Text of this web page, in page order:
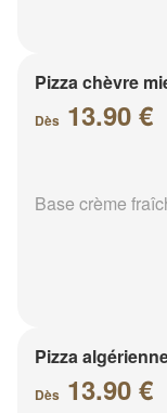
Pizza chèvre
Dès 13.90 €
Base crème
Pizza
Dès 13.90 €